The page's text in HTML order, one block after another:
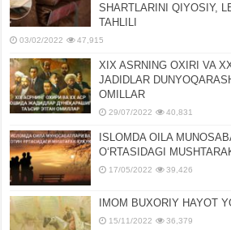
SHARTLARINI QIYOSIY,
TAHLILI
03/02/2022 47,915
XIX ASRNING OXIRI VA
JADIDLAR
OMILLAR
29/07/2022 40,831
ISLOMDA OILA
OʻRTASIDAGI
17/05/2022 39,426
IMOM BUXORIY HAYOT
15/11/2022 36,379